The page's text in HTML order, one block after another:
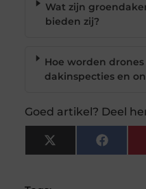
Wat zijn
bieden zij?
Hoe worden
dakinspecties en
Goed artikel? Deel
X
(Twitter)